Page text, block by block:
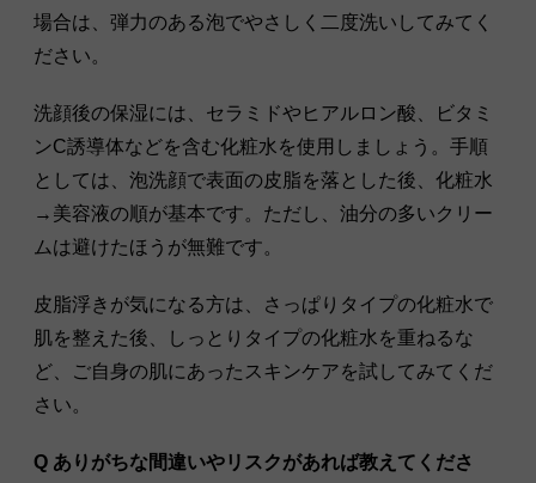
場合は、弾力のある泡でやさしく二度洗いしてみてく
ださい。
洗顔後の保湿には、セラミドやヒアルロン酸、ビタミ
ンC誘導体などを含む化粧水を使用しましょう。手順
としては、泡洗顔で表面の皮脂を落とした後、化粧水
→美容液の順が基本です。ただし、油分の多いクリー
ムは避けたほうが無難です。
皮脂浮きが気になる方は、さっぱりタイプの化粧水で
肌を整えた後、しっとりタイプの化粧水を重ねるな
ど、ご自身の肌にあったスキンケアを試してみてくだ
さい。
Q ありがちな間違いやリスクがあれば教えてくださ